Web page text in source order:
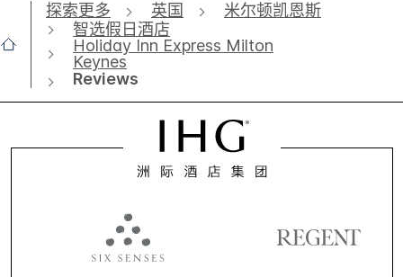
探索更多 英国
米尔顿凯恩斯
智选假日酒店
Holiday Inn Express Milton
Keynes
Reviews